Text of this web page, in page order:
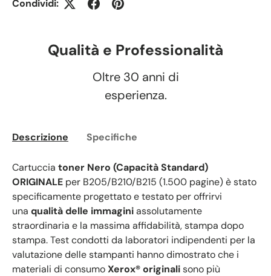
Condividi:
Qualità e Professionalità
Oltre 30 anni di
esperienza.
Descrizione Specifiche
Cartuccia toner Nero (Capacità Standard)
ORIGINALE per B205/B210/B215 (1.500 pagine) è stato
specificamente progettato e testato per offrirvi
una qualità delle immaginiassolutamente
straordinaria e la massima affidabilità, stampa dopo
stampa. Test condotti da laboratori indipendenti per la
valutazione delle stampanti hanno dimostrato che i
materiali di consumoXerox® originalisono più